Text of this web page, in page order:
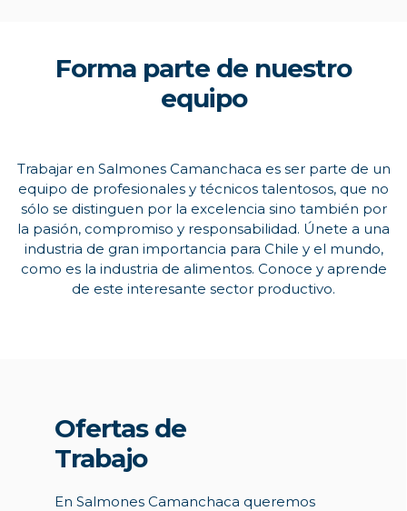
Forma parte de nuestro
equipo
Trabajar en Salmones Camanchaca es ser parte de un
equipo de profesionales y técnicos talentosos, que no
sólo se distinguen por la excelencia sino también por
la pasión, compromiso y responsabilidad. Únete a una
industria de gran importancia para Chile y el mundo,
como es la industria de alimentos. Conoce y aprende
de este interesante sector productivo.
Ofertas de
Trabajo
En Salmones Camanchaca queremos